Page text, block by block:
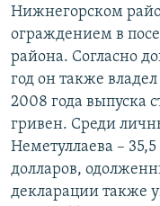
Нижнегорском
ограждением в
района. Согласно
год он также
2008 года выпуска
гривен. Среди
Неметуллаева –
долларов,
декларации также